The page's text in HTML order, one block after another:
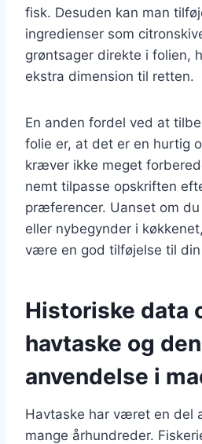
fisk. Desuden kan man
ingredienser som
grøntsager direkte i folien,
ekstra dimension til retten.
En anden fordel ved at
folie er, at det er en hurtig
kræver ikke meget
nemt tilpasse opskriften
præferencer. Uanset om
eller nybegynder i
være en god tilføjelse til
Historiske data
havtaske og
anvendelse i
Havtaske har været en del
mange århundreder.